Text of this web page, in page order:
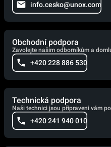
info.cesko@unox.com
Obchodní podpora
Zavolejte našim odborníkům a
+420 228 886 530
Technická podpora
Naši technici jsou připraveni vám
+420 241 940 010